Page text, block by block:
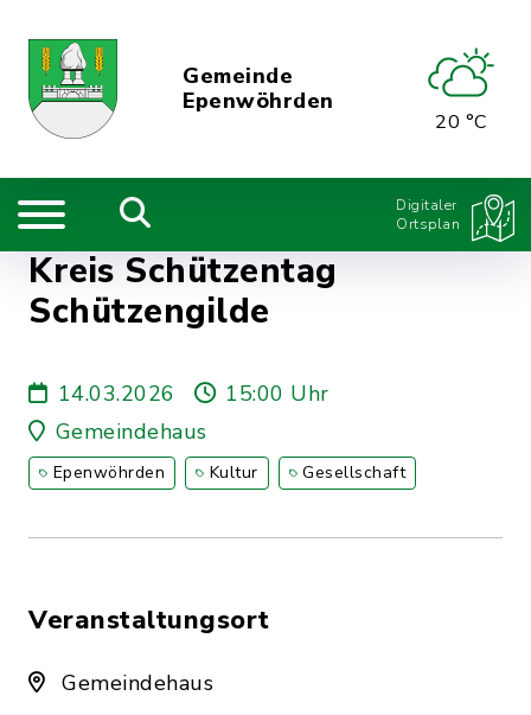
Gemeinde
Epenwöhrden
20 °C
Digitaler
Ortsplan
Kreis Schützentag
Schützengilde
14.03.2026
15:00 Uhr
Gemeindehaus
Epenwöhrden Kultur Gesellschaft
Veranstaltungsort
Gemeindehaus